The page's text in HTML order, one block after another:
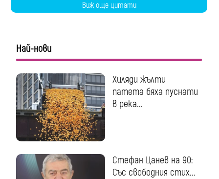
Виж още цитати
Най-нови
Хиляди жълти
патета бяха пуснати
в река...
Стефан Цанев на 90:
Със свободния стих...